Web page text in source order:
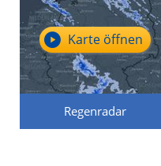
Regenradar
Karte öffnen